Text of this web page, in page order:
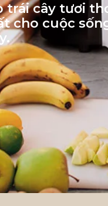
trái cây tươi
cho cuộc